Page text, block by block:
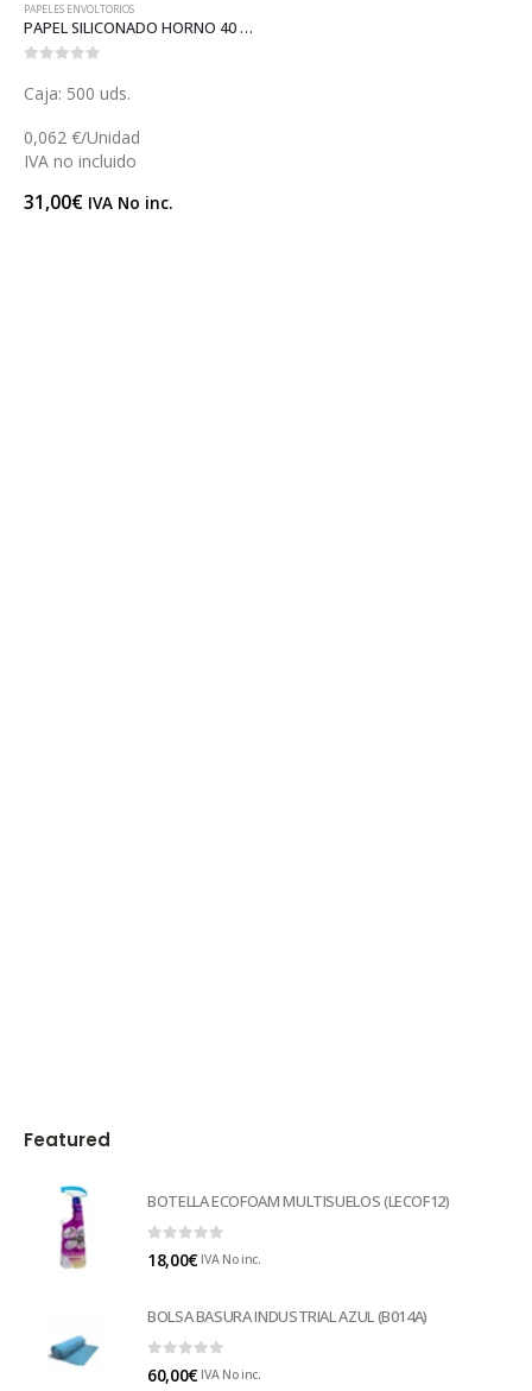
PAPELES ENVOLTORIOS
PAPEL SILICONADO HORNO 40 (B088)
Caja: 500 uds.
0,062 €/Unidad
IVA no incluido
31,00€ IVA No inc.
Featured
BOTELLA ECOFOAM MULTISUELOS (LECOF12)
18,00€ IVA No inc.
BOLSA BASURA INDUSTRIAL AZUL (B014A)
0 out of 5
60,00€ IVA No inc.